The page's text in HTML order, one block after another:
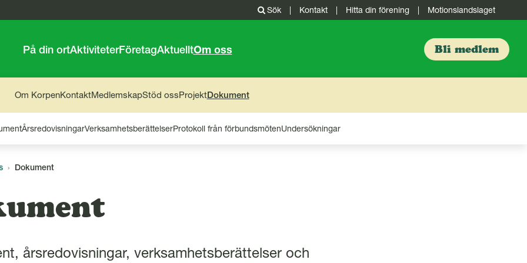
Sök | Kontakt | Hitta din förening | Motionslandslaget
På din ortAktiviteterFöretagAktuelltOm oss Bli medlem
Om KorpenKontaktMedlemskapStöd ossProjektDokument
ÅrsredovisningarVerksamhetsberättelserProtokoll från förbundsmötenUndersökningar
Dokument
årsredovisningar, verksamhetsberättelser och